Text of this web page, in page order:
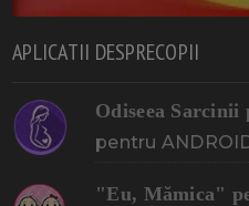
APLICATII DESPRECOPII
Odiseea Sarcinii
pentru
"Eu, Mămica"